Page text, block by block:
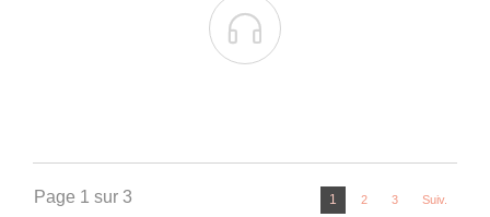

Page 1 sur 3 1 2 3 Suiv.